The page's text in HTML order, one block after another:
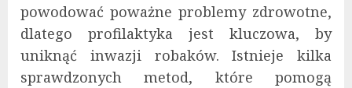
powodować poważne problemy zdrowotne,
dlatego profilaktyka jest kluczowa, by
uniknąć inwazji robaków. Istnieje kilka
sprawdzonych metod, które pomogą